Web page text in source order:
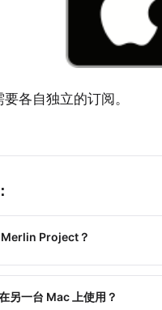
各自独立的订阅。
Merlin Project？
另一台 Mac 上使用？